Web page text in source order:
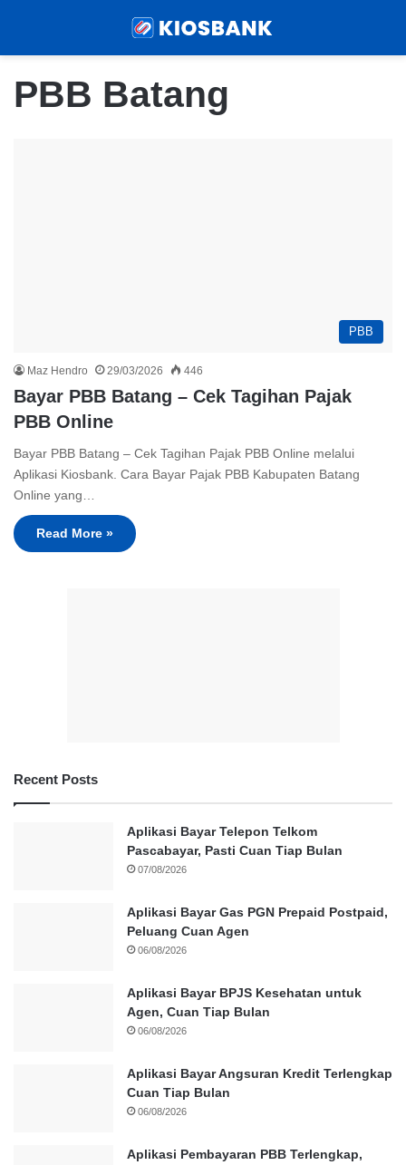
PBB Batang
PBB
Maz Hendro 29/03/2026 446
Bayar PBB Batang – Cek Tagihan Pajak
PBB Online
Bayar PBB Batang – Cek Tagihan Pajak PBB Online melalui
Aplikasi Kiosbank. Cara Bayar Pajak PBB Kabupaten Batang
Online yang…
Read More »
Recent Posts
Aplikasi Bayar Telepon Telkom
Pascabayar, Pasti Cuan Tiap Bulan
07/08/2026
Aplikasi Bayar Gas PGN Prepaid Postpaid,
Peluang Cuan Agen
06/08/2026
Aplikasi Bayar BPJS Kesehatan untuk
Agen, Cuan Tiap Bulan
06/08/2026
Aplikasi Bayar Angsuran Kredit Terlengkap
Cuan Tiap Bulan
06/08/2026
Aplikasi Pembayaran PBB Terlengkap,